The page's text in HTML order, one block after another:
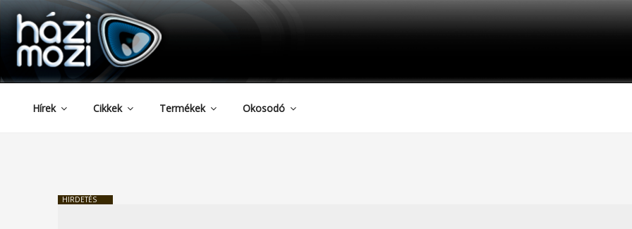
Tartalomhoz
HAZIMOZI
Hírek Cikkek Termékek Okosodó
HIRDETÉS